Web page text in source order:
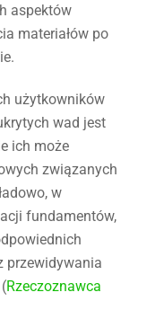
aspektów
materiałów po
użytkowników
wad jest
ich może
związanych
w
fundamentów,
przewidywania
Rzeczoznawca